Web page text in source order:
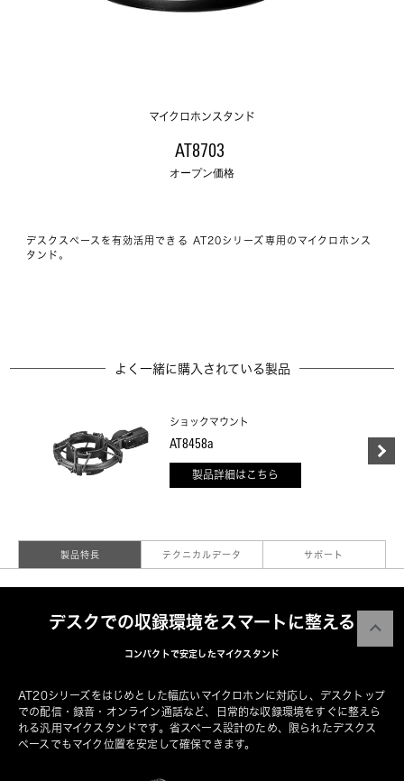
マイクロホンスタンド
AT8703
オープン価格
デスクスペースを有効活用できる AT20シリーズ専用のマイクロホンス
タンド。
よく一緒に購入されている製品
ショックマウント
AT8458a
製品詳細はこちら
製品特長 テクニカルデータ サポート
デスクでの収録環境をスマートに整える
コンパクトで安定したマイクスタンド
AT20シリーズをはじめとした幅広いマイクロホンに対応し、デスクトップ
での配信・録音・オンライン通話など、日常的な収録環境をすぐに整えら
れる汎用マイクスタンドです。省スペース設計のため、限られたデスクス
ペースでもマイク位置を安定して確保できます。